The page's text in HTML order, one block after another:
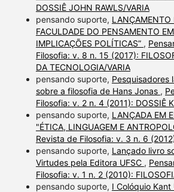
DOSSIÊ JOHN RAWLS/VARIA
pensando suporte, LANÇAMENTO
FACULDADE DO PENSAMENTO
IMPLICAÇÕES POLÍTICAS” ,
Filosofia: v. 8 n. 15 (2017):
DA TECNOLOGIA/VARIA
pensando suporte, Pesquisadores
sobre a filosofia de Hans Jonas ,
Filosofia: v. 2 n. 4 (2011): DOSSIÊ
pensando suporte, LANÇADA EM
"ÉTICA, LINGUAGEM E
Revista de Filosofia: v. 3 n. 6
pensando suporte, Lançado livro
Virtudes pela Editora UFSC ,
Filosofia: v. 1 n. 2 (2010):
pensando suporte, I Colóquio Kant